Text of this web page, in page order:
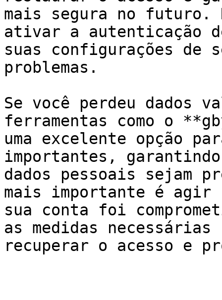
mais segura no futuro.
ativar a autenticação
suas configurações de
problemas.
Se você perdeu dados
ferramentas como o
uma excelente opção
importantes,
dados pessoais sejam
mais importante é agir
sua conta foi
as medidas necessárias